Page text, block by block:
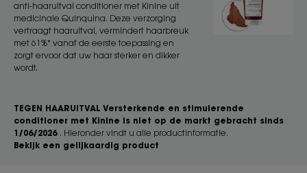
TEGEN HAARUITVAL Versterkende en stimulerende
conditioner met Kinine is niet op de markt gebracht sinds
1/06/2026 . Hieronder vindt u alle productinformatie.
Bekijk een gelijkaardig product
anti-haaruitval conditioner met Kinine uit
medicinale Quinquina. Deze verzorging
vertraagt haaruitval, vermindert haarbreuk
met 61%* vanaf de eerste toepassing en
zorgt ervoor dat uw haar sterker en dikker
wordt.